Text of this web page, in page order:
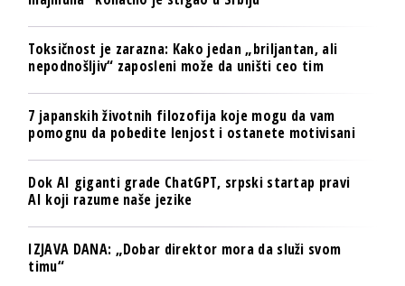
Toksičnost je zarazna: Kako jedan „briljantan, ali
nepodnošljiv“ zaposleni može da uništi ceo tim
7 japanskih životnih filozofija koje mogu da vam
pomognu da pobedite lenjost i ostanete motivisani
Dok AI giganti grade ChatGPT, srpski startap pravi
AI koji razume naše jezike
IZJAVA DANA: „Dobar direktor mora da služi svom
timu“